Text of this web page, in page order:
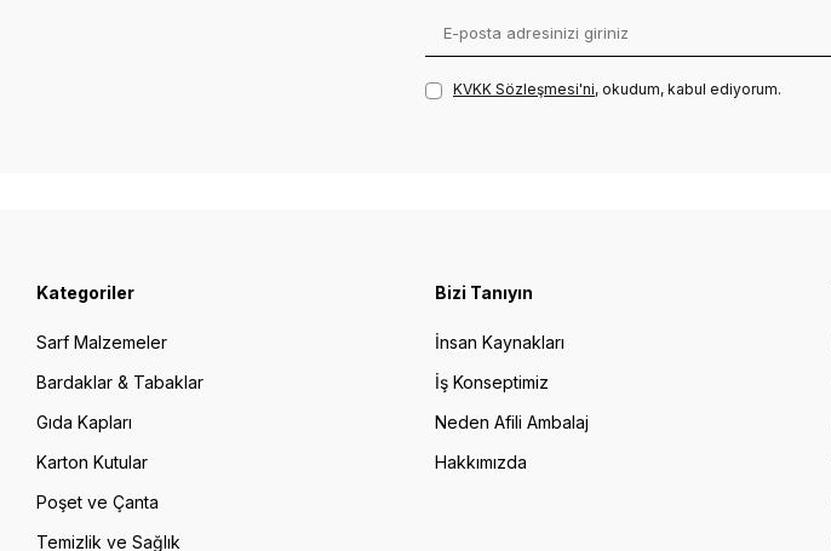
KVKK Sözleşmesi'ni, okudum, kabul ediyorum.
Kategoriler
Sarf Malzemeler
Bardaklar & Tabaklar
Gıda Kapları
Karton Kutular
Poşet ve Çanta
Temizlik ve Sağlık
Bizi Tanıyın
İnsan Kaynakları
İş Konseptimiz
Neden Afili Ambalaj
Hakkımızda